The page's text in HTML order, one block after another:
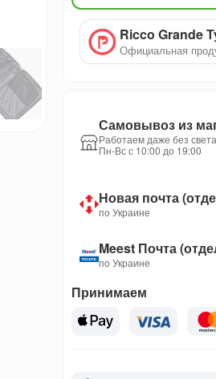
Ricco Grande
Официальная
Самовывоз из
Работаем даже без света
Пн-Вс с 10:00 до 19:00
Новая почта
по Украине
Meest Почта
по Украине
Принимаем